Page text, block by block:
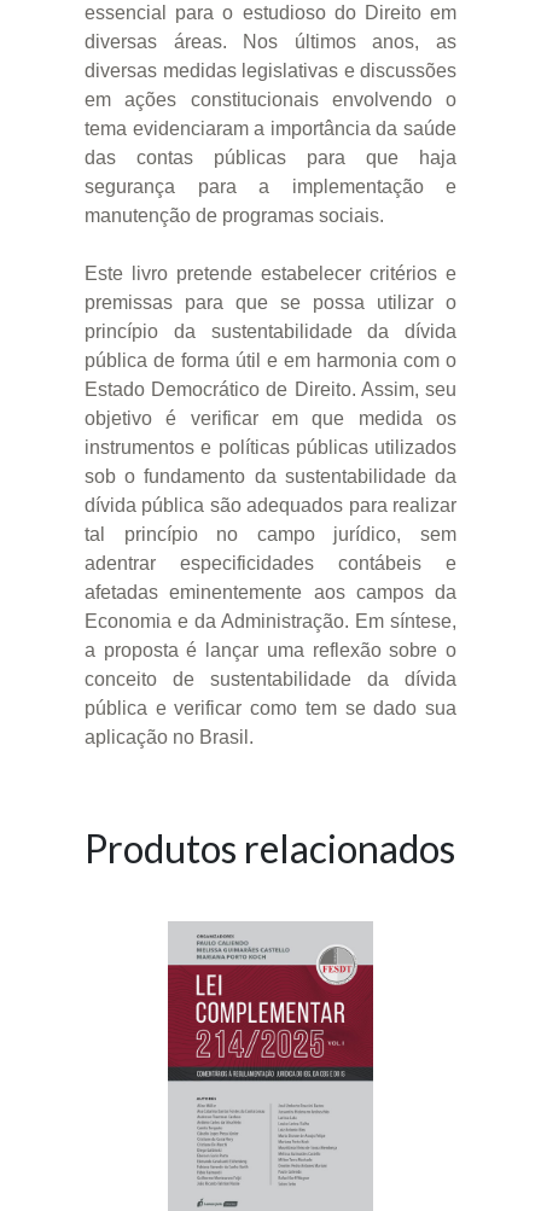
essencial para o estudioso do Direito em
diversas áreas. Nos últimos anos, as
diversas medidas legislativas e discussões
em ações constitucionais envolvendo o
tema evidenciaram a importância da saúde
das contas públicas para que haja
segurança para a implementação e
manutenção de programas sociais.
Este livro pretende estabelecer critérios e
premissas para que se possa utilizar o
princípio da sustentabilidade da dívida
pública de forma útil e em harmonia com o
Estado Democrático de Direito. Assim, seu
objetivo é verificar em que medida os
instrumentos e políticas públicas utilizados
sob o fundamento da sustentabilidade da
dívida pública são adequados para realizar
tal princípio no campo jurídico, sem
adentrar especificidades contábeis e
afetadas eminentemente aos campos da
Economia e da Administração. Em síntese,
a proposta é lançar uma reflexão sobre o
conceito de sustentabilidade da dívida
pública e verificar como tem se dado sua
aplicação no Brasil.
Produtos relacionados